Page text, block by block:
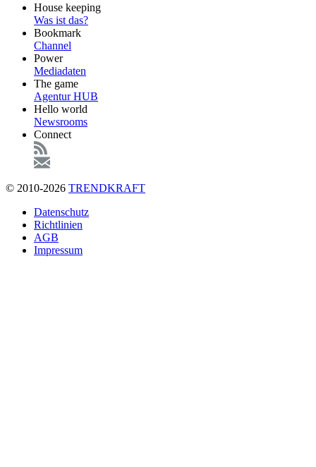
FooterHouse keeping
Was ist das?
Bookmark
Channel
Power
Mediadaten
The game
Agentur HUB
Hello world
Newsrooms
Connect
© 2010-2026 TRENDKRAFT
FußzeileDatenschutz
Richtlinien
AGB
Impressum